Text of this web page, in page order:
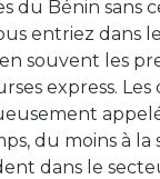
du Bénin sans
entriez dans
souvent les
express.
du moins à la
dans le